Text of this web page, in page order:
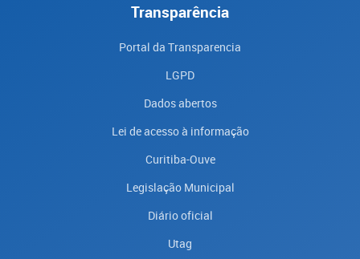
Transparência
Portal da Transparencia
LGPD
Dados abertos
Lei de acesso à informação
Curitiba-Ouve
Legislação Municipal
Diário oficial
Utag